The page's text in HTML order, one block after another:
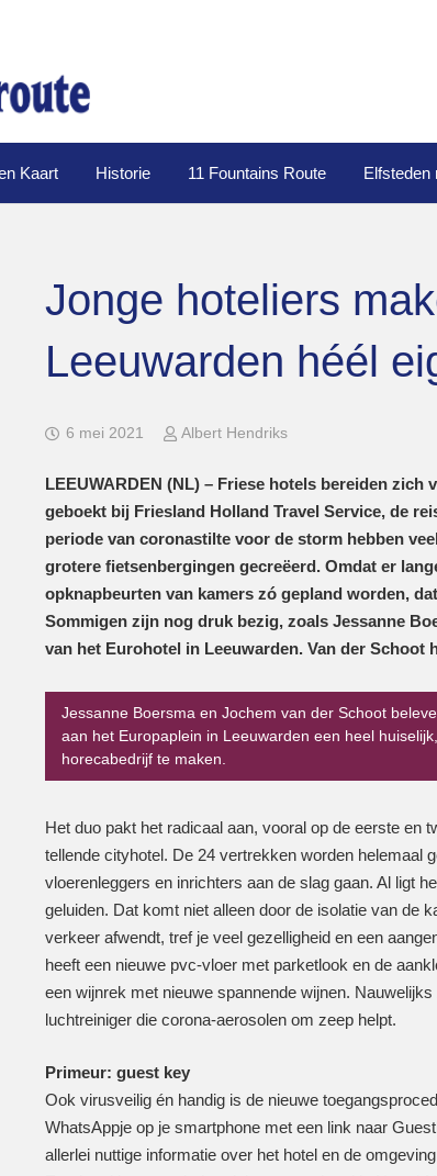
Kaart Historie 11 Fountains Route Elfsteden
Jonge hoteliers
Leeuwarden héél
6 mei 2021 Albert Hendriks
LEEUWARDEN (NL) – Friese hotels bereiden
geboekt bij Friesland Holland Travel Service, de
periode van coronastilte voor de storm hebben
grotere fietsenbergingen gecreëerd. Omdat er
opknapbeurten van kamers zó gepland worden,
Sommigen zijn nog druk bezig, zoals Jessanne
van het Eurohotel in Leeuwarden. Van der Schoot
Jessanne Boersma en Jochem van der Schoot
aan het Europaplein in Leeuwarden een heel
horecabedrijf te maken.
Het duo pakt het radicaal aan, vooral op de eerste en
tellende cityhotel. De 24 vertrekken worden helemaal
vloerenleggers en inrichters aan de slag gaan. Al ligt
geluiden. Dat komt niet alleen door de isolatie van de
verkeer afwendt, tref je veel gezelligheid en een
heeft een nieuwe pvc-vloer met parketlook en de
een wijnrek met nieuwe spannende wijnen.
luchtreiniger die corona-aerosolen om zeep helpt.
Primeur: guest key
Ook virusveilig én handig is de nieuwe
WhatsAppje op je smartphone met een link naar
allerlei nuttige informatie over het hotel en de